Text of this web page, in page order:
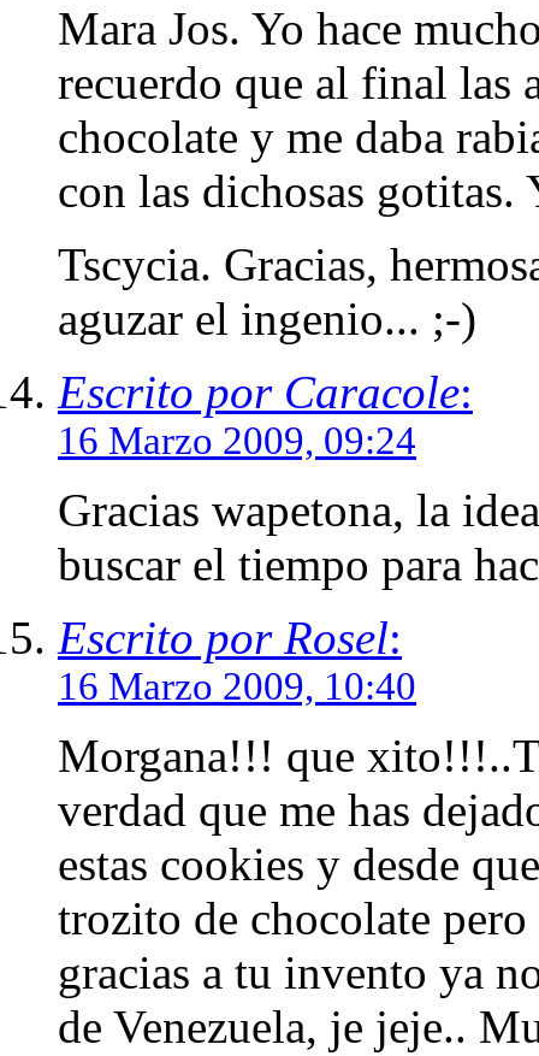
Mara Jos. Yo hace
recuerdo que al final las
chocolate y me daba
con las dichosas gotitas.
Tscycia. Gracias,
aguzar el ingenio... ;-)
Escrito por Caracole:
16 Marzo 2009, 09:24
Gracias wapetona, la
buscar el tiempo para
Escrito por Rosel:
16 Marzo 2009, 10:40
Morgana!!! que
verdad que me has
estas cookies y desde
trozito de chocolate
gracias a tu invento ya
de Venezuela, je jeje..